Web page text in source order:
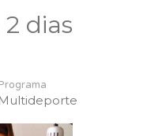
dias
Multideporte